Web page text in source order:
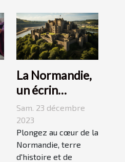
La Normandie,
un écrin
historique pour
des
événements
mémorables
Sam. 23 décembre
2023
Plongez au cœur de la
Normandie, terre
d'histoire et de